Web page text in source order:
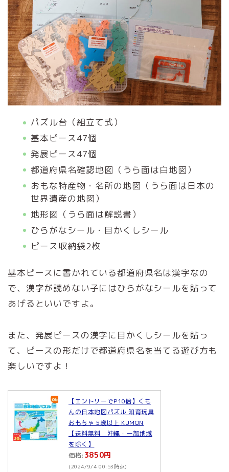
パズル台（組立て式）
基本ピース47個
発展ピース47個
都道府県名確認地図（うら面は白地図）
おもな特産物・名所の地図（うら面は日本の
世界遺産の地図）
地形図（うら面は解説書）
ひらがなシール・目かくしシール
ピース収納袋2枚
基本ピースに書かれている都道府県名は漢字なの
で、漢字が読めない子にはひらがなシールを貼って
あげるといいですよ。
また、発展ピースの漢字に目かくしシールを貼っ
て、ピースの形だけで都道府県名を当てる遊び方も
楽しいですよ！
【エントリーでP10倍】くも
んの日本地図パズル 知育玩具
おもちゃ 5歳以上 KUMON
【送料無料 沖縄・一部地域
を除く】
価格: 3850円
(2024/9/4 00:53時点)